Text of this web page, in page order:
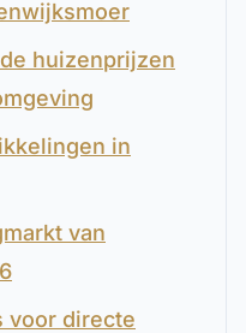
huizenprijzen
in
van
voor directe